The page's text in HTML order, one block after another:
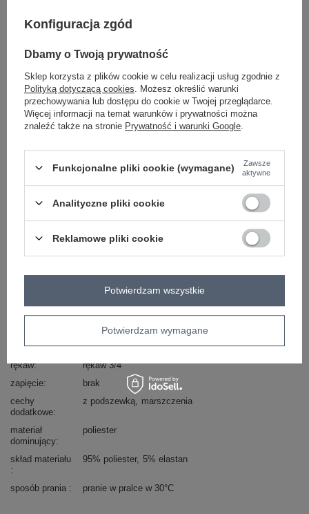
ZALOGUJ SIĘ I ZOBACZ CENĘ
Masz pytanie? Chętnie pomożemy.
Zadzwoń+48 601 547 740 Zadaj pytanie
skład materiału : 95% poliester, 5% elastan
sposób prania : pranie w pralce w 30°C
ITALY MODA
elegancki
dominujący
motyw zwierzęcy
sezon jesień wiosna lato
nie dotyczy
standardowa
kaptur
bez kaptura
rękaw
rękaw 3/4
zapięcie
brak
cechy
dodatkowe
z podszewką marszczenia
materiał
dominujący
poliester
skład materiału 95% poliester 5% elastan
sposób prania pranie w pralce w 30°C
Konfiguracja zgód
Dbamy o Twoją prywatność
Sklep korzysta z plików cookie w celu realizacji usług zgodnie z
Polityką dotyczącą cookies . Możesz określić warunki
przechowywania lub dostępu do cookie w Twojej przeglądarce.
Więcej informacji na temat warunków i prywatności można
znaleźć także na stronie Prywatność i warunki Google
Funkcjonalne pliki cookie (wymagane)
Zawsze
aktywne
Analityczne pliki cookie
Reklamowe pliki cookie
Potwierdzam wymagane
Potwierdzam wszystkie